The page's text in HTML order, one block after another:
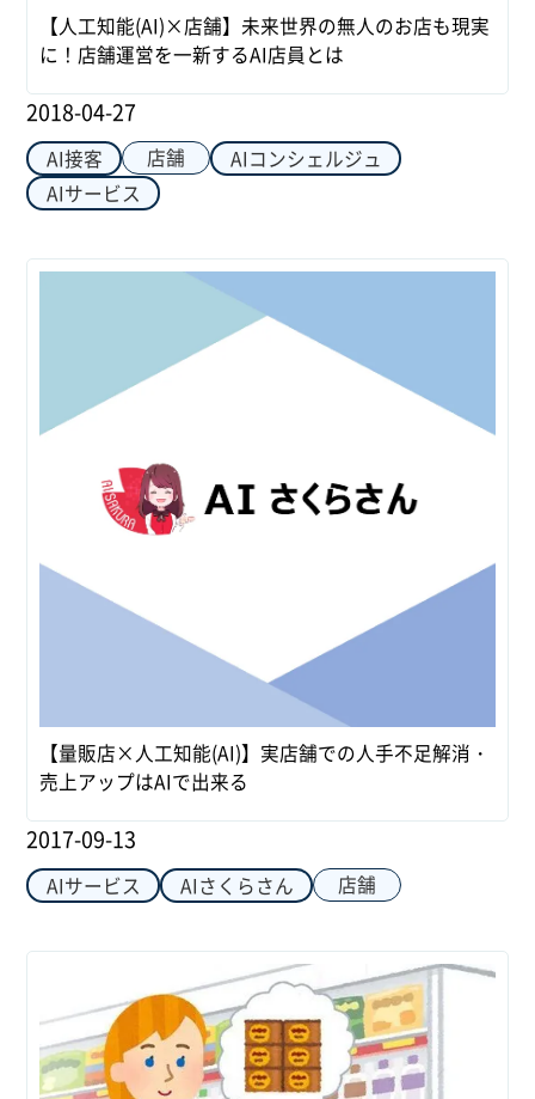
【人工知能(AI)×店舗】未来世界の無人のお店も現実
に！店舗運営を一新するAI店員とは
2018-04-27
AI接客 店舗
AIコンシェルジュ
AIサービス
【量販店×人工知能(AI)】実店舗での人手不足解消・
売上アップはAIで出来る
2017-09-13
AIサービス AIさくらさん 店舗